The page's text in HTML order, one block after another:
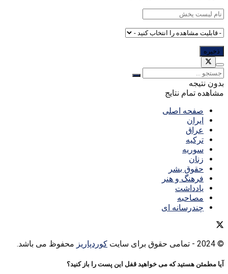
بدون نتیجه
مشاهده تمام نتایج
صفحه اصلی
ایران
عراق
ترکیه
سوریه
زنان
حقوق بشر
فرهنگ و هنر
یادداشت
مصاحبه
چندرسانه ای
© 2024 - تمامی حقوق برای سایت کوردپاریز محفوظ می باشد.
آیا مطمئن هستید که می خواهید قفل این پست را باز کنید؟